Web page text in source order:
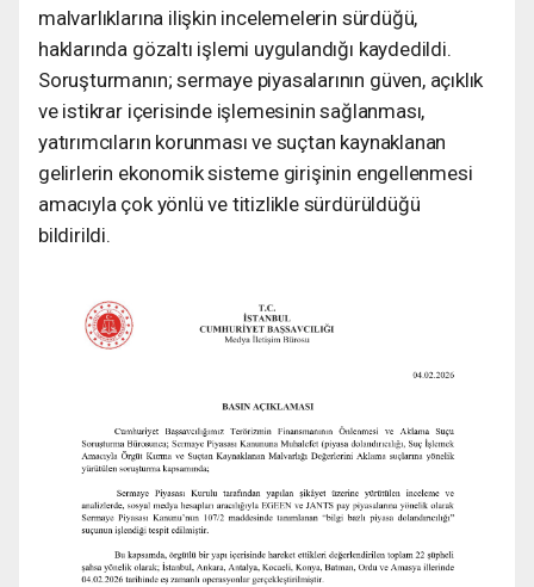
malvarlıklarına ilişkin incelemelerin sürdüğü,
haklarında gözaltı işlemi uygulandığı kaydedildi.
Soruşturmanın; sermaye piyasalarının güven, açıklık
ve istikrar içerisinde işlemesinin sağlanması,
yatırımcıların korunması ve suçtan kaynaklanan
gelirlerin ekonomik sisteme girişinin engellenmesi
amacıyla çok yönlü ve titizlikle sürdürüldüğü
bildirildi.